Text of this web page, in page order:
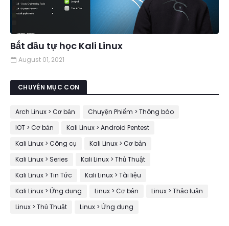
Bắt đầu tự học Kali Linux
August 01, 2021
CHUYÊN MỤC CON
Arch Linux > Cơ bản
Chuyện Phiếm > Thông báo
IOT > Cơ bản
Kali Linux > Android Pentest
Kali Linux > Công cụ
Kali Linux > Cơ bản
Kali Linux > Series
Kali Linux > Thủ Thuật
Kali Linux > Tin Tức
Kali Linux > Tài liệu
Kali Linux > Ứng dụng
Linux > Cơ bản
Linux > Thảo luận
Linux > Thủ Thuật
Linux > Ứng dụng